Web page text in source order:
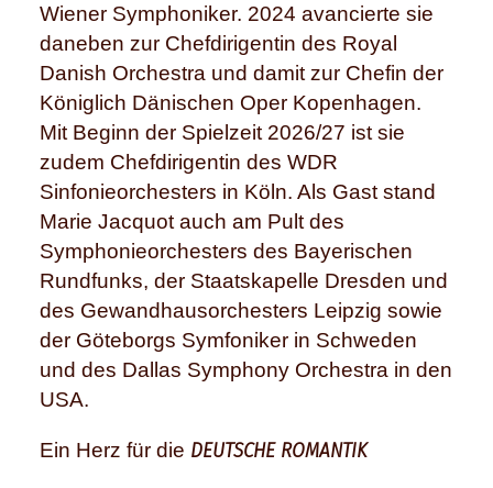
Wiener Symphoniker. 2024 avancierte sie
daneben zur Chefdirigentin des Royal
Danish Orchestra und damit zur Chefin der
Königlich Dänischen Oper Kopenhagen.
Mit Beginn der Spielzeit 2026/27 ist sie
zudem Chefdirigentin des WDR
Sinfonieorchesters in Köln. Als Gast stand
Marie Jacquot auch am Pult des
Symphonieorchesters des Bayerischen
Rundfunks, der Staatskapelle Dresden und
des Gewandhausorchesters Leipzig sowie
der Göteborgs Symfoniker in Schweden
und des Dallas Symphony Orchestra in den
USA.
Ein Herz für die DEUTSCHE ROMANTIK